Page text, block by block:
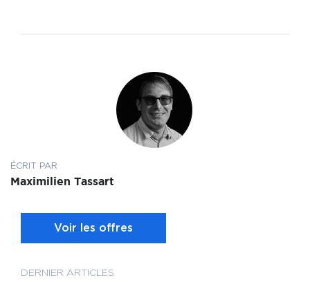
DERNIER ARTICLES
ÉCRIT PAR
Maximilien Tassart
Voir les offres